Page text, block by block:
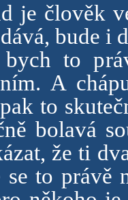
je člověk
bude i
bych to
A
to
bolavá
že ti
se to právě